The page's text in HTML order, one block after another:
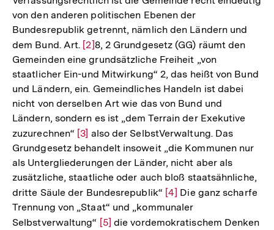
von den anderen politischen Ebenen der
Bundesrepublik getrennt, nämlich den Ländern und
dem Bund. Art. Zur
Auflösung
der
Fußnote
[2]8, 2 Grundgesetz (GG) räumt den
Gemeinden eine grundsätzliche Freiheit „von
staatlicher Ein-und Mitwirkung“ 2, das heißt von Bund
und Ländern, ein. Gemeindliches Handeln ist dabei
nicht von derselben Art wie das von Bund und
Ländern, sondern es ist „dem Terrain der Exekutive
zuzurechnen“ Zur
Auflösung
der
Fußnote
[3] also der SelbstVerwaltung. Das
Grundgesetz behandelt insoweit „die Kommunen nur
als Untergliederungen der Länder, nicht aber als
zusätzliche, staatliche oder auch bloß staatsähnliche,
dritte Säule der Bundesrepublik“ Zur
Auflösung
der
[4] Die ganz scharfe
Trennung von „Staat“ und „kommunaler
Selbstverwaltung“ Zur
[5] die vordemokratischem Denken